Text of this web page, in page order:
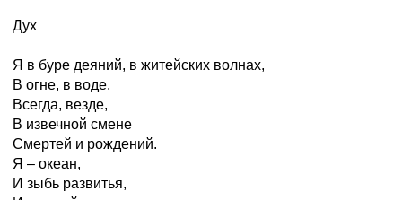
Дух
Я в буре деяний, в житейских волнах,
В огне, в воде,
Всегда, везде,
В извечной смене
Смертей и рождений.
Я – океан,
И зыбь развитья,